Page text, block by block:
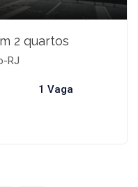
2 quartos
RJ
1 Vaga